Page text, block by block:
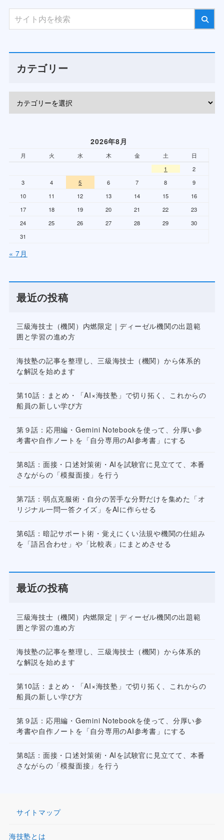
カテゴリー
2026年8月
月 火 水 木 金 土
日
1
2
3
4 5 6 7 8
9
10
11 12 13 14 15
16
17
18 19 20 21 22
23
24
25 26 27 28 29
30
31
« 7月
最近の投稿
三級海技士（機関）内燃限定｜ディーゼル機関の出題範
囲と学習の進め方
海技塾の記事を整理し、三級海技士（機関）から体系的
な解説を始めます
第10話：まとめ・「AI×海技塾」で切り拓く、これからの
船員の新しい学び方
第９話：応用編・Gemini Notebookを使って、分厚い参
考書や自作ノートを「自分専用のAI参考書」にする
第8話：面接・口述対策術・AIを試験官に見立てて、本番
さながらの「模擬面接」を行う
第7話：弱点克服術・自分の苦手な分野だけを集めた「オ
リジナル一問一答クイズ」をAIに作らせる
第6話：暗記サポート術・覚えにくい法規や機関の仕組み
を「語呂合わせ」や「比較表」にまとめさせる
最近の投稿
三級海技士（機関）内燃限定｜ディーゼル機関の出題範
囲と学習の進め方
海技塾の記事を整理し、三級海技士（機関）から体系的
な解説を始めます
第10話：まとめ・「AI×海技塾」で切り拓く、これからの
船員の新しい学び方
第９話：応用編・Gemini Notebookを使って、分厚い参
考書や自作ノートを「自分専用のAI参考書」にする
第8話：面接・口述対策術・AIを試験官に見立てて、本番
さながらの「模擬面接」を行う
サイトマップ
海技塾とは